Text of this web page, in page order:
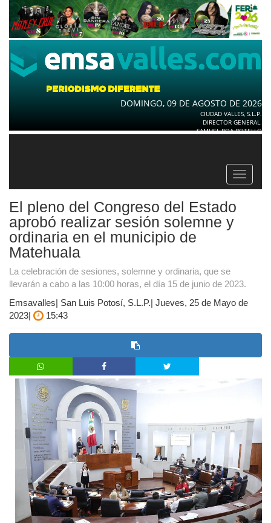
DOMINGO, 09 DE AGOSTO DE 2026
CIUDAD VALLES, S.L.P.
DIRECTOR GENERAL.
SAMUEL ROA BOTELLO
Toggle
El pleno del Congreso del Estado
aprobó realizar sesión solemne y
ordinaria en el municipio de
Matehuala
La celebración de sesiones, solemne y ordinaria, que se
llevarán a cabo a las 10:00 horas, el día 15 de junio de 2023.
Emsavalles| San Luis Potosí, S.L.P.| Jueves, 25 de Mayo de
2023|
15:43